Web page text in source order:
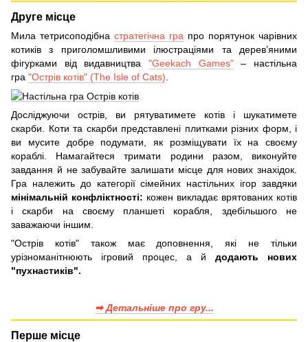
Друге місце
Мила тетрисоподібна стратегічна гра про порятунок чарівних
котиків з приголомшливими ілюстраціями та дерев’яними
фігурками від видавництва "Geekach Games"– настільна
гра "Острів котів" (The Isle of Cats)
Досліджуючи острів, ви рятуватимете котів і шукатимете
скарби. Коти та скарби представлені плитками різних форм, і
ви мусите добре подумати, як розміщувати їх на своєму
кораблі. Намагайтеся тримати родини разом, виконуйте
завдання й не забувайте залишати місце для нових знахідок.
Гра належить до категорії сімейних настільних ігор завдяки
мінімальній конфліктності: кожен викладає врятованих котів
і скарби на своєму планшеті корабля, здебільшого не
заважаючи іншим.
"Острів котів" також має доповнення, які не тільки
урізноманітнюють ігровий процес, а й додають нових
"пухнастиків".
➡ Детальніше про гру...
Перше місце